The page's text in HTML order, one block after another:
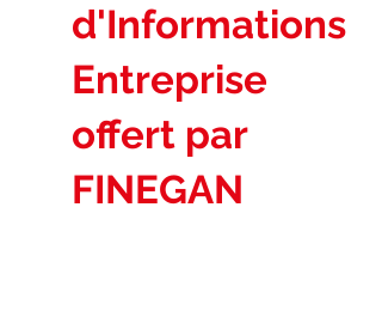
d'Informations
Entreprise
offert par
FINEGAN